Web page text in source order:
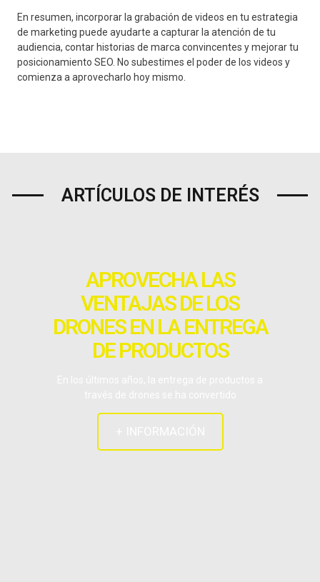
En resumen, incorporar la grabación de videos en tu estrategia
de marketing puede ayudarte a capturar la atención de tu
audiencia, contar historias de marca convincentes y mejorar tu
posicionamiento SEO. No subestimes el poder de los videos y
comienza a aprovecharlo hoy mismo.
ARTÍCULOS DE INTERÉS
APROVECHA LAS
VENTAJAS DE LOS
DRONES EN LA ENTREGA
DE PRODUCTOS